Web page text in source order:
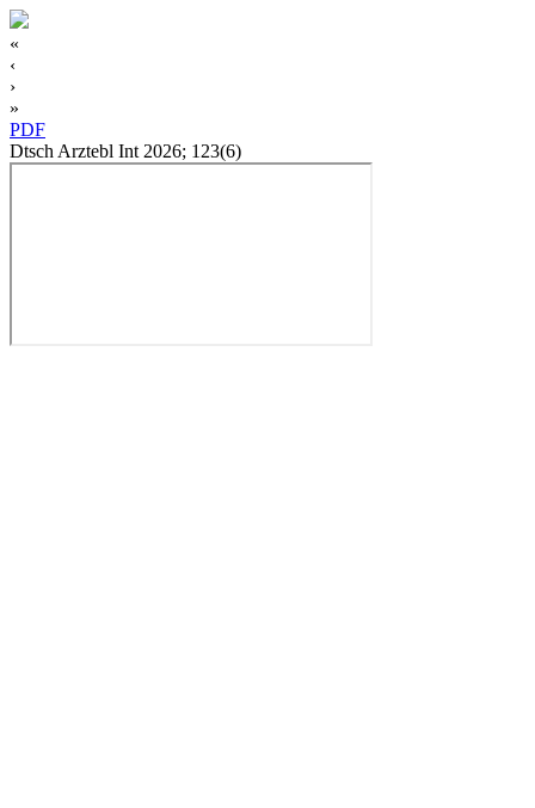
«
‹
›
»
PDF
Dtsch Arztebl Int 2026; 123(6)